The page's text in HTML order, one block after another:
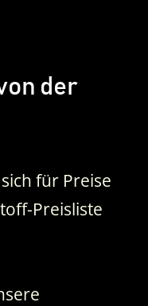
der
für Preise
Preisliste